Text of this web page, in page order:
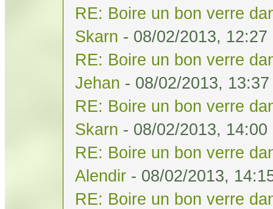
RE: Boire un bon verre
Skarn - 08/02/2013, 12:27
RE: Boire un bon verre
Jehan - 08/02/2013, 13:37
RE: Boire un bon verre
Skarn - 08/02/2013, 14:00
RE: Boire un bon verre
Alendir - 08/02/2013,
RE: Boire un bon verre